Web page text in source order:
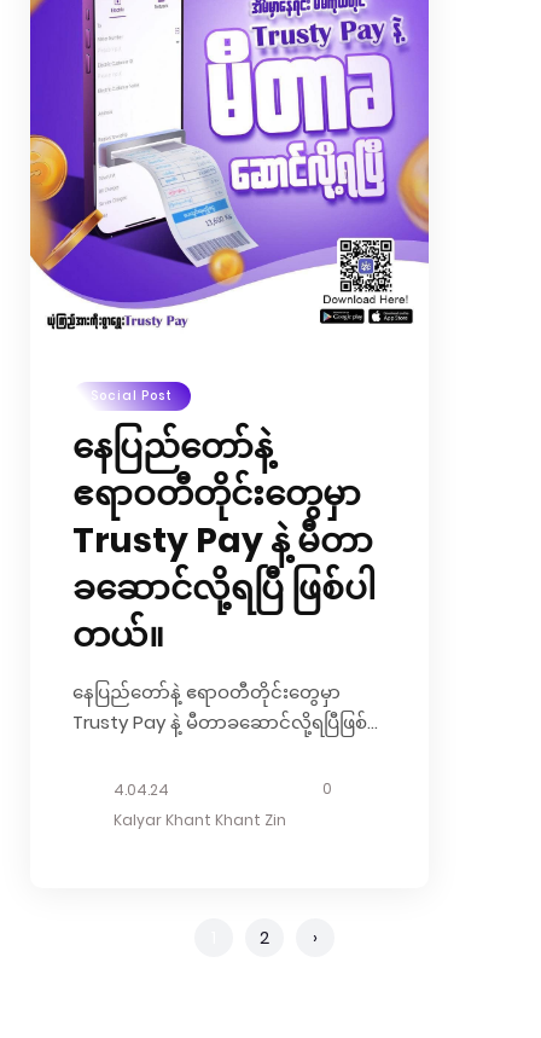
အသုံးအဆောင်တွေကို Trusty Pay
Merchant ရှိတဲ့ ဆိုင်တွေမှာ
အလွယ်တကူ တိုက်ရိုက်ဝယ်ယူလို့ရတာ
ဖြစ်လို့ အချိန်ကုန်လူပင်ပန်းသက်သာစေ
ပါတယ်။ လွယ်ကူတဲ့ နေ့ရက်တွေ ဖန်တီး
နိုင်ဖို့ Trusty Pay ကို အခုပဲ Download
ဆွဲလိုက်ကြရအောင်။TRUSTY
Application...
Social Post
နေပြည်တော်နဲ့
ဧရာဝတီတိုင်းတွေမှာ
Trusty Pay နဲ့ မီတာ
ခဆောင်လို့ရပြီ ဖြစ်ပါ
တယ်။
နေပြည်တော်နဲ့ ဧရာဝတီတိုင်းတွေမှာ
Trusty Pay နဲ့ မီတာခဆောင်လို့ရပြီဖြစ်ပါ
ကိုယ်တိုင် မီတာခဆောင်ရင် 5%
Discount ပြန်ရတာမို့ Trusty User
ထဲကိုဝင်ပါ။ – Bill ထဲကို ဝင်ပါ။ –
4.04.24
0
Kalyar Khant Khant Zin
2 ›